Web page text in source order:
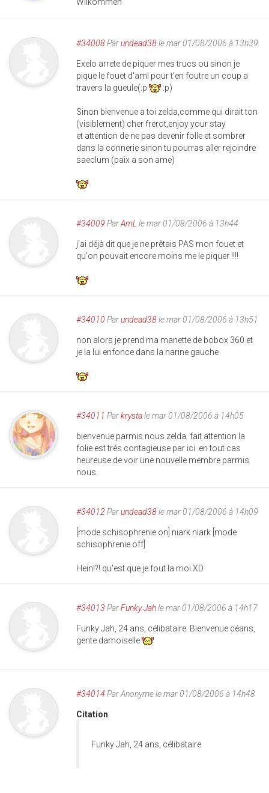
#34008Parundead38le mar 01/08/2006 à 13h39
Exelo arrete de piquer mes trucs ou sinon je
pique le fouet d'aml pour t'en foutre un coup a
travers la gueule(:p
:p)
Sinon bienvenue a toi zelda,comme qui dirait ton
(visiblement) cher frerot,enjoy your stay
et attention de ne pas devenir folle et sombrer
dans la connerie sinon tu pourras aller rejoindre
saeclum (paix a son ame)
#34009 ParAmL le mar 01/08/2006 à 13h44
j'ai déjà dit que je ne prêtais PAS mon fouet et
qu'on pouvait encore moins me le piquer !!!!
#34010 Parundead38le mar 01/08/2006 à 13h51
non alors je prend ma manette de bobox 360 et
je la lui enfonce dans la narine gauche
#34011 Parkrystale mar 01/08/2006 à 14h05
bienvenue parmis nous zelda. fait attention la
folie est trés contagieuse par ici .en tout cas
heureuse de voir une nouvelle membre parmis
nous.
#34012 Parundead38le mar 01/08/2006 à 14h09
[mode schisophrenie on] niark niark [mode
schisophrenie off]
Hein!?! qu'est que je fout la moi XD
#34013 ParFunky Jahle mar 01/08/2006 à 14h17
Funky Jah, 24 ans, célibataire. Bienvenue céans,
gente damoiselle
#34014 ParAnonymele mar 01/08/2006 à 14h48
Citation
Funky Jah, 24 ans, célibataire